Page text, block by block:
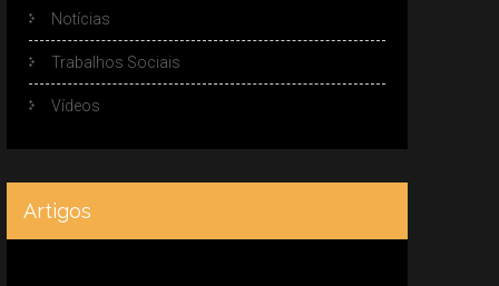
Notícias
Trabalhos Sociais
Vídeos
Artigos